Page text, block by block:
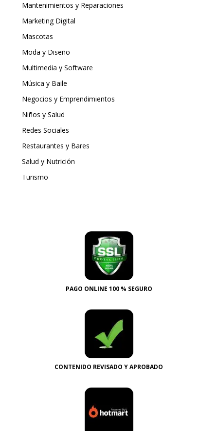
Mantenimientos y Reparaciones
Marketing Digital
Mascotas
Moda y Diseño
Multimedia y Software
Música y Baile
Negocios y Emprendimientos
Niños y Salud
Redes Sociales
Restaurantes y Bares
Salud y Nutrición
Turismo
PAGO ONLINE 100 % SEGURO
CONTENIDO REVISADO Y APROBADO